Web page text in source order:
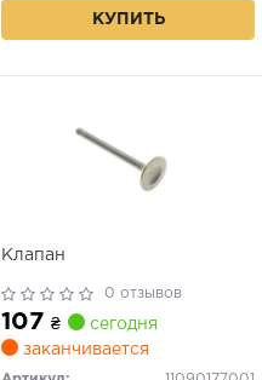
КУПИТЬ
Клапан
0 отзывов
107 ₴
сегодня
заканчивается